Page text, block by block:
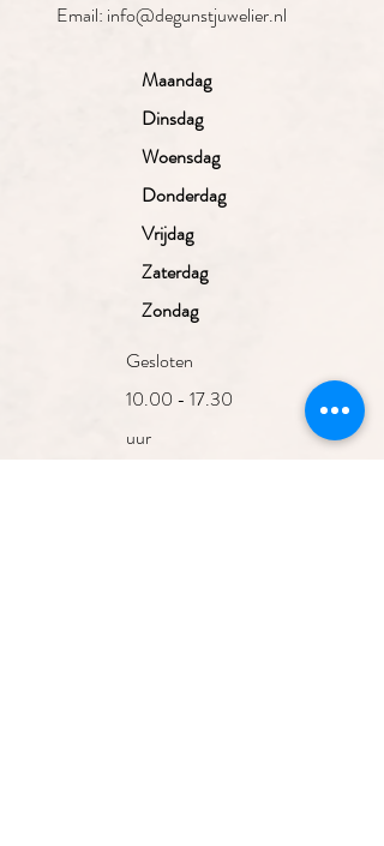
Email: info@degunstjuwelier.nl
Maandag
Dinsdag
Woensdag
Donderdag
Vrijdag
Zaterdag
Zondag
Gesloten
10.00 - 17.30
uur